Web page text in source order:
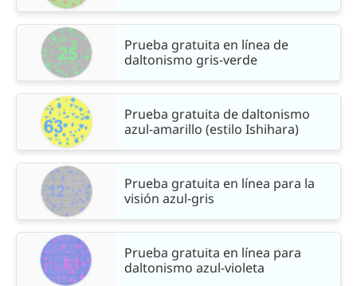
Prueba gratuita en línea de
daltonismo gris-verde
Prueba gratuita de daltonismo
azul-amarillo (estilo Ishihara)
Prueba gratuita en línea para la
visión azul-gris
Prueba gratuita en línea para
daltonismo azul-violeta